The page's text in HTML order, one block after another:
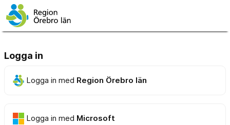
Logga in
Logga in med Region Örebro län
Logga in med Microsoft